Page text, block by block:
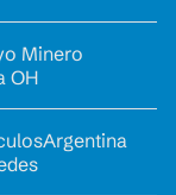
Minero
OH
Argentina